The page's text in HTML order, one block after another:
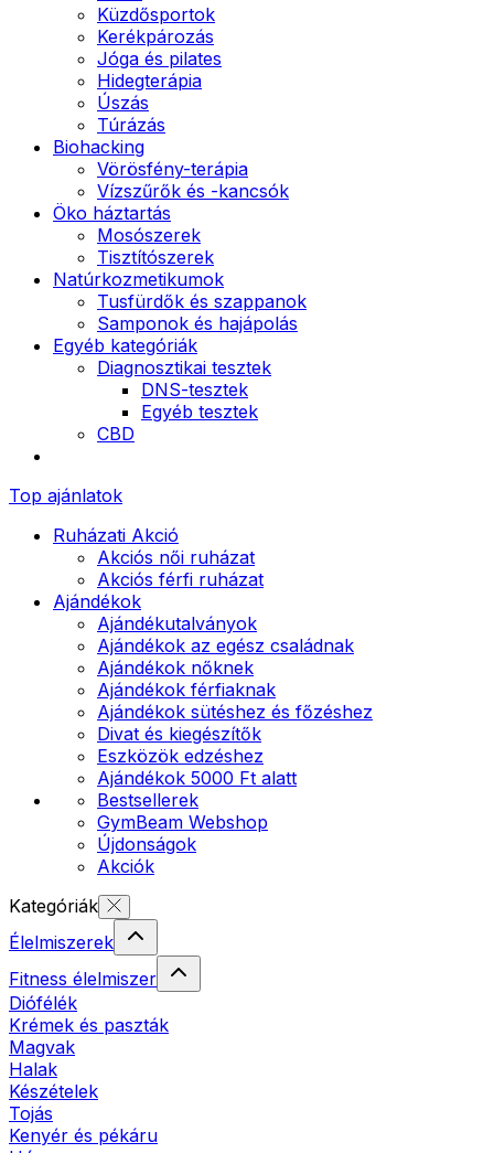
Küzdősportok
Kerékpározás
Jóga és pilates
Hidegterápia
Úszás
Túrázás
Biohacking
Vörösfény-terápia
Vízszűrők és -kancsók
Öko háztartás
Mosószerek
Tisztítószerek
Natúrkozmetikumok
Tusfürdők és szappanok
Samponok és hajápolás
Egyéb kategóriák
Diagnosztikai tesztek
DNS-tesztek
Egyéb tesztek
CBD
Top ajánlatok
Ruházati Akció
Akciós női ruházat
Akciós férfi ruházat
Ajándékok
Ajándékutalványok
Ajándékok az egész családnak
Ajándékok nőknek
Ajándékok férfiaknak
Ajándékok sütéshez és főzéshez
Divat és kiegészítők
Eszközök edzéshez
Ajándékok 5000 Ft alatt
Bestsellerek
GymBeam Webshop
Újdonságok
Akciók
Kategóriák
Élelmiszerek
Fitness élelmiszer
Diófélék
Krémek és paszták
Magvak
Halak
Készételek
Tojás
Kenyér és pékáru